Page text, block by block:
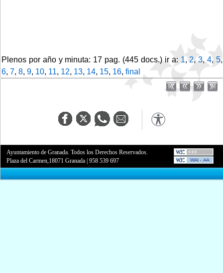
Plenos por año y minuta: 17 pag. (445 docs.) ir a: 1,2,3,4,5,
6, 7, 8, 9, 10, 11, 12, 13, 14, 15, 16, final
Ayuntamiento de Granada. Todos los Derechos Reservados.
Plaza del Carmen,18071 Granada |958 539 697